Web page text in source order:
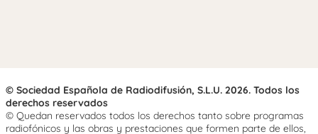
© Sociedad Española de Radiodifusión, S.L.U. 2026. Todos los
derechos reservados
© Quedan reservados todos los derechos tanto sobre programas
radiofónicos y las obras y prestaciones que formen parte de ellos,